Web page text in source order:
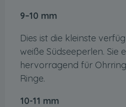
9–10 mm
Dies ist die kleinste
weiße Südseeperlen. Sie
hervorragend für
Ringe.
10-11 mm